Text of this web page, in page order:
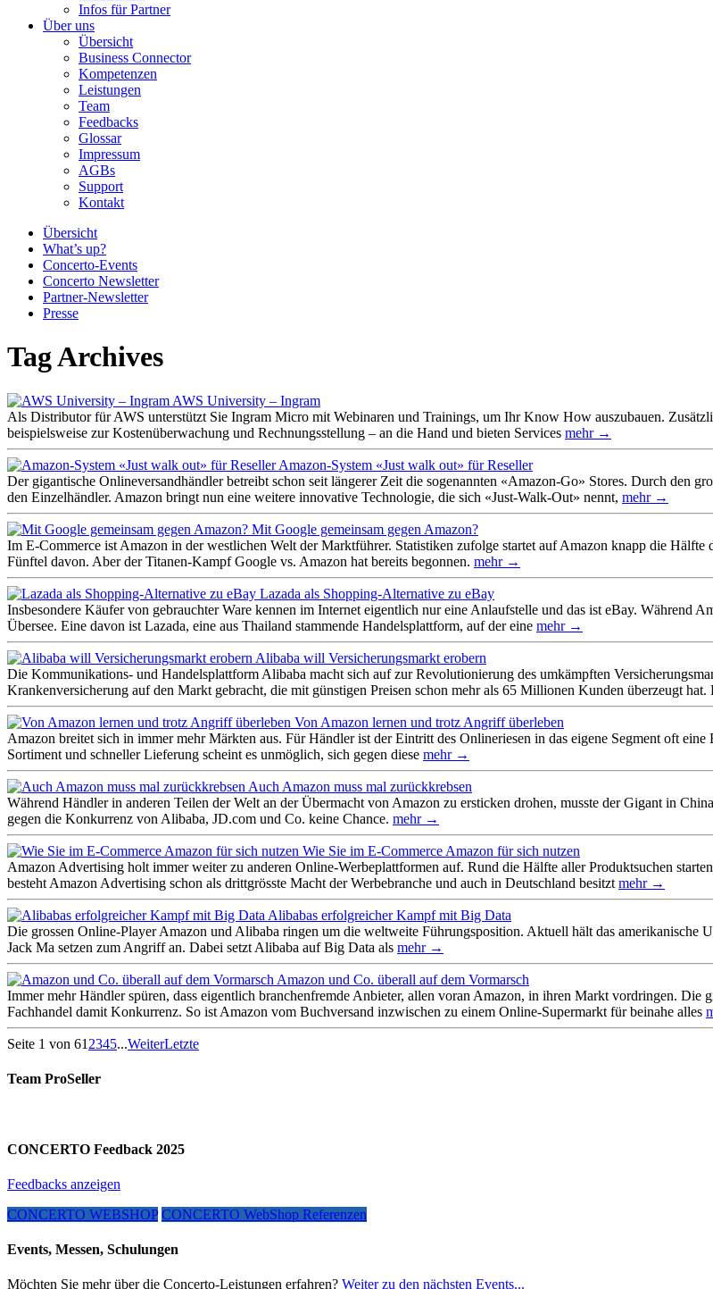
Infos für Partner
Über uns
Übersicht
Business Connector
Kompetenzen
Leistungen
Team
Feedbacks
Glossar
Impressum
AGBs
Support
Kontakt
Übersicht
What’s up?
Concerto-Events
Concerto Newsletter
Partner-Newsletter
Presse
Tag Archives
AWS University – Ingram
Als Distributor für AWS unterstützt Sie Ingram Micro mit Webinaren und Trainings, um Ihr Know How auszubauen.
beispielsweise zur Kostenüberwachung und Rechnungsstellung – an die Hand und bieten Services mehr →
Amazon-System «Just walk out» für Reseller
Der gigantische Onlineversandhändler betreibt schon seit längerer Zeit die sogenannten «Amazon-Go» Stores. Durch den
den Einzelhändler. Amazon bringt nun eine weitere innovative Technologie, die sich «Just-Walk-Out» nennt, mehr →
Mit Google gemeinsam gegen Amazon?
Im E-Commerce ist Amazon in der westlichen Welt der Marktführer. Statistiken zufolge startet auf Amazon knapp die
Fünftel davon. Aber der Titanen-Kampf Google vs. Amazon hat bereits begonnen. mehr →
Lazada als Shopping-Alternative zu eBay
Insbesondere Käufer von gebrauchter Ware kennen im Internet eigentlich nur eine Anlaufstelle und das ist eBay. Während
Übersee. Eine davon ist Lazada, eine aus Thailand stammende Handelsplattform, auf der eine mehr →
Alibaba will Versicherungsmarkt erobern
Die Kommunikations- und Handelsplattform Alibaba macht sich auf zur Revolutionierung des umkämpften
Krankenversicherung auf den Markt gebracht, die mit günstigen Preisen schon mehr als 65 Millionen Kunden überzeugt
Von Amazon lernen und trotz Angriff überleben
Amazon breitet sich in immer mehr Märkten aus. Für Händler ist der Eintritt des Onlineriesen in das eigene Segment oft
Sortiment und schneller Lieferung scheint es unmöglich, sich gegen diese mehr →
Auch Amazon muss mal zurückkrebsen
Während Händler in anderen Teilen der Welt an der Übermacht von Amazon zu ersticken drohen, musste der Gigant in
gegen die Konkurrenz von Alibaba, JD.com und Co. keine Chance. mehr →
Wie Sie im E-Commerce Amazon für sich nutzen
Amazon Advertising holt immer weiter zu anderen Online-Werbeplattformen auf. Rund die Hälfte aller Produktsuchen
besteht Amazon Advertising schon als drittgrösste Macht der Werbebranche und auch in Deutschland besitzt mehr →
Alibabas erfolgreicher Kampf mit Big Data
Die grossen Online-Player Amazon und Alibaba ringen um die weltweite Führungsposition. Aktuell hält das amerikanische
Jack Ma setzen zum Angriff an. Dabei setzt Alibaba auf Big Data als mehr →
Amazon und Co. überall auf dem Vormarsch
Immer mehr Händler spüren, dass eigentlich branchenfremde Anbieter, allen voran Amazon, in ihren Markt vordringen.
Fachhandel damit Konkurrenz. So ist Amazon vom Buchversand inzwischen zu einem Online-Supermarkt für beinahe alles
Seite 1 von 61 2345...WeiterLetzte
Team ProSeller
CONCERTO Feedback 2025
Feedbacks anzeigen
CONCERTO WEBSHOP CONCERTO WebShop Referenzen
Events, Messen, Schulungen
Möchten Sie mehr über die Concerto-Leistungen erfahren? Weiter zu den nächsten Events...